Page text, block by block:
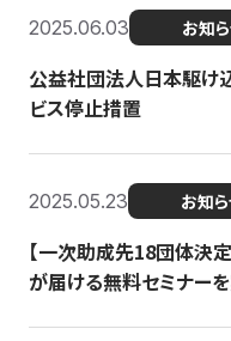
2025.06.03 お知
公益社団法人日本駆け
ビス停止措置
2025.05.23 お知
【一次助成先18団体決
が届ける無料セミナー